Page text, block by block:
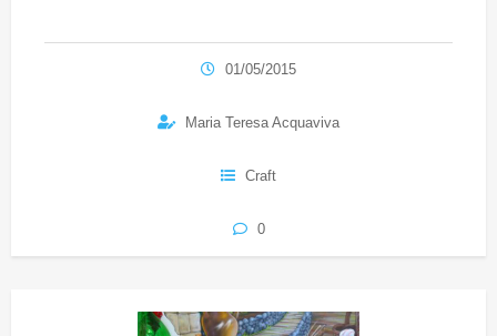
01/05/2015
Maria Teresa Acquaviva
Craft
0